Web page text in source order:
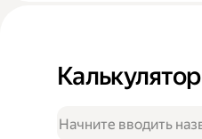
Калькулятор